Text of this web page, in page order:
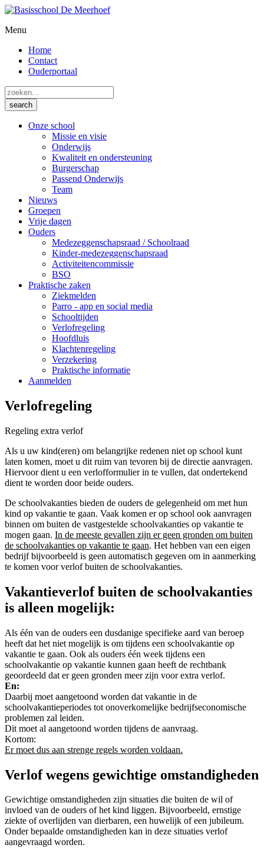
Menu
Home
Contact
Ouderportaal
Onze school
Missie en visie
Onderwijs
Kwaliteit en ondersteuning
Burgerschap
Passend Onderwijs
Team
Nieuws
Groepen
Vrije dagen
Ouders
Medezeggenschapsraad / Schoolraad
Kinder-medezeggenschapsraad
Activiteitencommissie
BSO
Praktische zaken
Ziekmelden
Parro - app en social media
Schooltijden
Verlofregeling
Hoofdluis
Klachtenregeling
Verzekering
Praktische informatie
Aanmelden
Verlofregeling
Regeling extra verlof
Als u uw kind(eren) om belangrijke redenen niet op school kunt
laten komen, moet u dit ruim van tevoren bij de directie aanvragen.
Hiervoor dient u een verlofformulier in te vullen, dat ondertekend
dient te worden door beide ouders.
De schoolvakanties bieden de ouders de gelegenheid om met hun
kind op vakantie te gaan. Vaak komen er op school ook aanvragen
binnen om buiten de vastgestelde schoolvakanties op vakantie te
mogen gaan. In de meeste gevallen zijn er geen gronden om buiten
de schoolvakanties op vakantie te gaan. Het hebben van een eigen
bedrijf bijvoorbeeld is geen automatisch gegeven om in aanmerking
te komen voor verlof buiten de schoolvakanties.
Vakantieverlof buiten de schoolvakanties
is alleen mogelijk:
Als één van de ouders een dusdanige specifieke aard van beroep
heeft dat het niet mogelijk is om tijdens een schoolvakantie op
vakantie te gaan. Ook als ouders één week tijdens een
schoolvakantie op vakantie kunnen gaan heeft de rechtbank
geoordeeld dat er geen gronden meer zijn voor extra verlof.
En:
Daarbij moet aangetoond worden dat vakantie in de
schoolvakantieperiodes tot onoverkomelijke bedrijfseconomische
problemen zal leiden.
Dit moet al aangetoond worden tijdens de aanvraag.
Kortom:
Er moet dus aan strenge regels worden voldaan.
Verlof wegens gewichtige omstandigheden
Gewichtige omstandigheden zijn situaties die buiten de wil of
invloed van de ouders of het kind liggen. Bijvoorbeeld, ernstige
ziekte of overlijden van dierbaren, een huwelijk of een jubileum.
Onder bepaalde omstandigheden kan in deze situaties verlof
aangevraagd worden.